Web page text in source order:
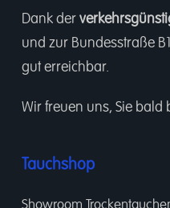
Dank der
und zur Bundesstraße
gut erreichbar.
Wir freuen uns, Sie
Tauchshop
Showroom